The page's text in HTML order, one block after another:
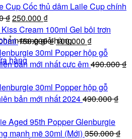
trong giỏ hàng.
hàng
Cốc thủ dâm Laile Cup chính
₫Giá
gốc
là:
290.000 ₫.
250.000 ₫Giá
hiện
tại
là:
250.000 ₫.
Gel bôi trơn
150.000₫Giá
gốc
là:
100.000 ₫Giá
hiện
tại
100.000 ₫.
Popper hộp gỗ
bản mới nhất cực êm490.000₫
Popper hộp gỗ
bản mới nhất 2024490.000₫
Popper Glenburgie
mạnh mẽ 30ml (Mới) 350.000₫